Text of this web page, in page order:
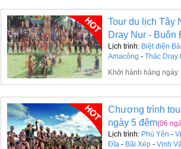
Tour du lịch Tây
Dray Nur - Buôn
Lịch trình: Biệt điện
Amacông - Thác Dray
Khởi hành hàng ngày
Chương trình
ngày 5 đêm(06
Lịch trình: Phú Yên -
Đĩa - Bãi Xép - Vịnh